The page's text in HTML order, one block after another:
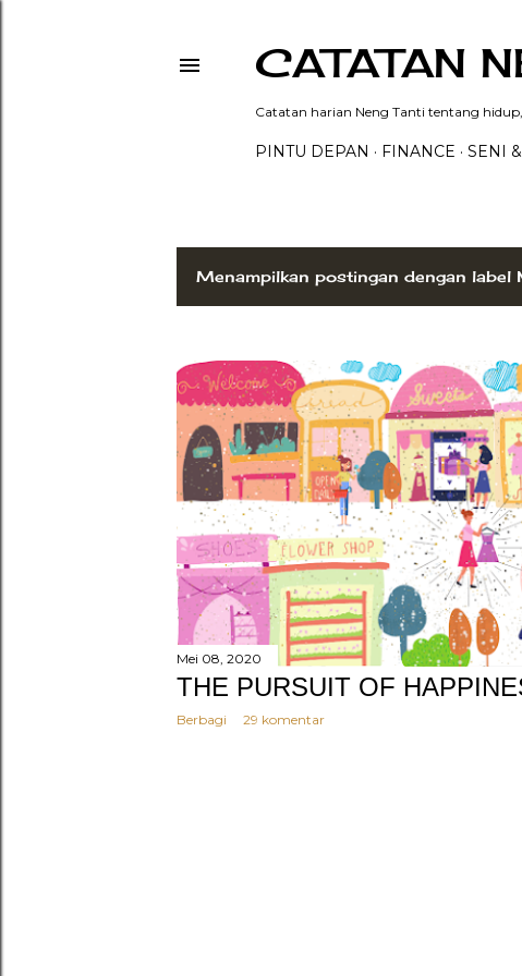
CATATAN
Catatan harian Neng Tanti tentang
PINTU DEPAN FINANCE SENI
P
s
t
i
n
g
a
n
Menampilkan postingan dengan label
Mei 08, 2020
THE PURSUIT OF
Berbagi 29 komentar